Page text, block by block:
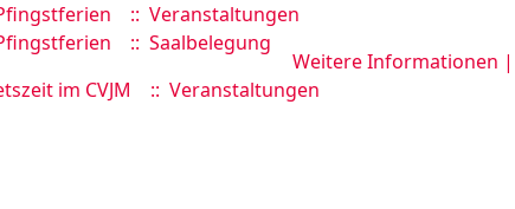
:: Veranstaltungen
:: Saalbelegung
im CVJM :: Veranstaltungen
Weitere Informationen |